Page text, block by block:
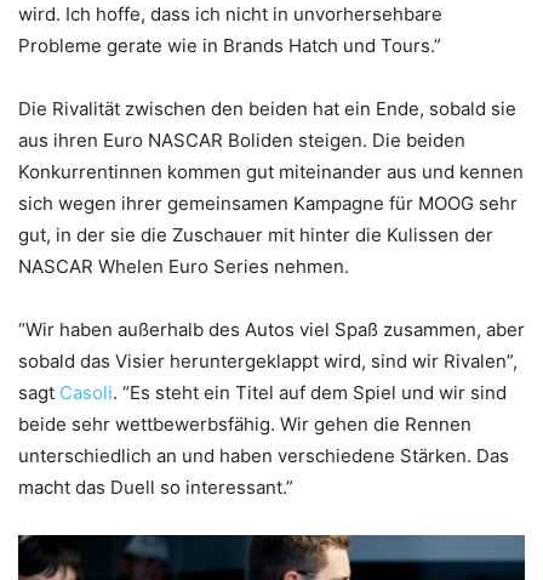
wird. Ich hoffe, dass ich nicht in unvorhersehbare
Probleme gerate wie in Brands Hatch und Tours.”
Die Rivalität zwischen den beiden hat ein Ende, sobald sie
aus ihren Euro NASCAR Boliden steigen. Die beiden
Konkurrentinnen kommen gut miteinander aus und kennen
sich wegen ihrer gemeinsamen Kampagne für MOOG sehr
gut, in der sie die Zuschauer mit hinter die Kulissen der
NASCAR Whelen Euro Series nehmen.
“Wir haben außerhalb des Autos viel Spaß zusammen, aber
sobald das Visier heruntergeklappt wird, sind wir Rivalen”,
sagt Casoli. “Es steht ein Titel auf dem Spiel und wir sind
beide sehr wettbewerbsfähig. Wir gehen die Rennen
unterschiedlich an und haben verschiedene Stärken. Das
macht das Duell so interessant.”